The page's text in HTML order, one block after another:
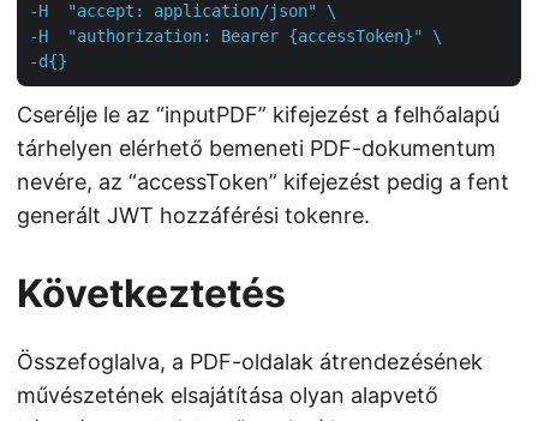
-H  "accept: application/json" \
-H  "authorization: Bearer {accessToken}" \
-d{}
Cserélje le az “inputPDF” kifejezést a felhőalapú
tárhelyen elérhető bemeneti PDF-dokumentum
nevére, az “accessToken” kifejezést pedig a fent
generált JWT hozzáférési tokenre.
Következtetés
Összefoglalva, a PDF-oldalak átrendezésének
művészetének elsajátítása olyan alapvető